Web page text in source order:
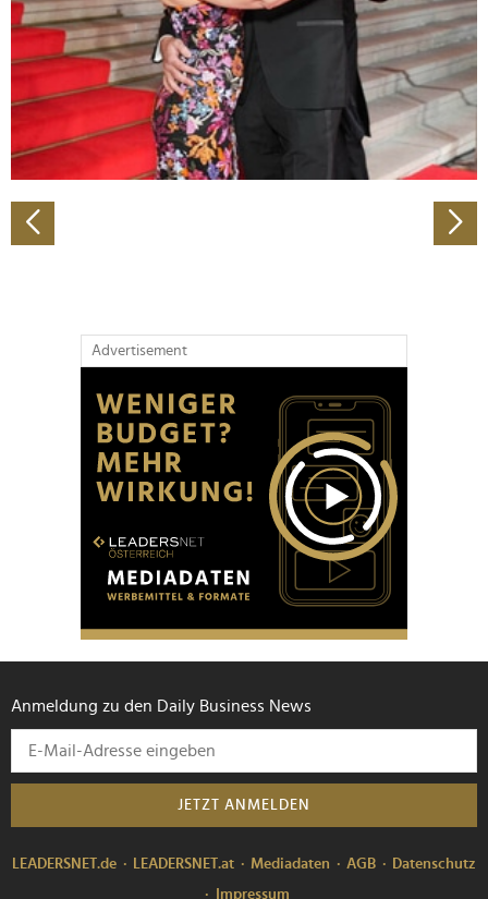
personalisieren, Funktionen für soziale Medien anbieten
zu können und die Zugriffe auf unsere Website zu
analysieren. Außerdem geben wir Informationen zu Ihrer
Verwendung unserer Website an unsere Partner für
soziale Medien, Werbung und Analysen weiter. Unsere
Partner führen diese Informationen möglicherweise mit
weiteren Daten zusammen, die Sie ihnen bereitgestellt
gesammelt haben.
Advertisement
Anmeldung zu den Daily Business News
JETZT ANMELDEN
LEADERSNET.de LEADERSNET.at Mediadaten AGB
Datenschutz
Impressum